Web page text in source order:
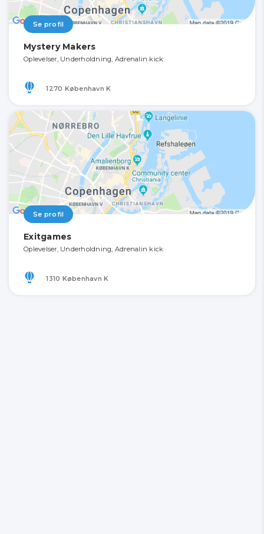
Se profil
Mystery Makers
Oplevelser, Underholdning, Adrenalin kick
1270 København K
Se profil
Exitgames
Oplevelser, Underholdning, Adrenalin kick
1310 København K